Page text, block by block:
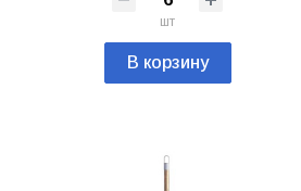
шт
В корзину